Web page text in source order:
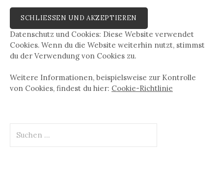
Datenschutz und Cookies: Diese Website verwendet
Cookies. Wenn du die Website weiterhin nutzt, stimmst
du der Verwendung von Cookies zu.
Weitere Informationen, beispielsweise zur Kontrolle
von Cookies, findest du hier: Cookie-Richtlinie
nach: